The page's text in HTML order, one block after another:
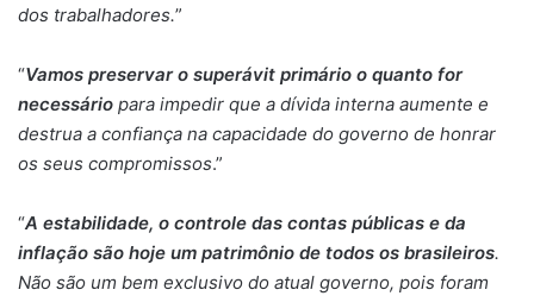
dos trabalhadores.”
“Vamos preservar o superávit primário o quanto for
necessário para impedir que a dívida interna aumente e
destrua a confiança na capacidade do governo de honrar
os seus compromissos.”
“A estabilidade, o controle das contas públicas e da
inflação são hoje um patrimônio de todos os brasileiros.
Não são um bem exclusivo do atual governo, pois foram